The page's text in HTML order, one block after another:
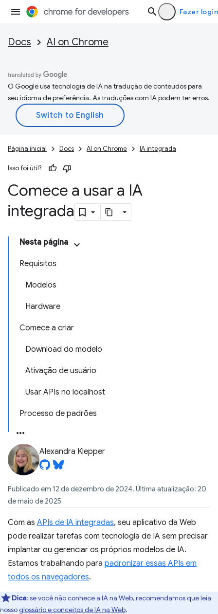
Fazer login
Docs AI on Chrome
O Google usa tecnologia de IA na tradução de conteúdos para
seu idioma de preferência. As traduções com IA podem ter erros.
Página inicial Docs AI on Chrome IA integrada
Isso foi útil?
Comece a usar a IA
integrada
Nesta página
Requisitos
Modelos
Hardware
Comece a criar
Download do modelo
Ativação de usuário
Usar APIs no localhost
Processo de padrões
Alexandra Klepper
Publicado em 12 de dezembro de 2024. Última atualização: 20
de maio de 2025
Com as APIs de IA integradas, seu aplicativo da Web
pode realizar tarefas com tecnologia de IA sem precisar
implantar ou gerenciar os próprios modelos de IA.
Estamos trabalhando para padronizar essas APIs em
todos os navegadores.
Dica: se você não conhece a IA na Web, recomendamos que leia
nossoglossário e conceitos de IA na Web.